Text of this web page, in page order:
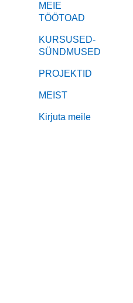
MEIE
TÖÖTOAD
KURSUSED-
SÜNDMUSED
PROJEKTID
MEIST
Kirjuta meile